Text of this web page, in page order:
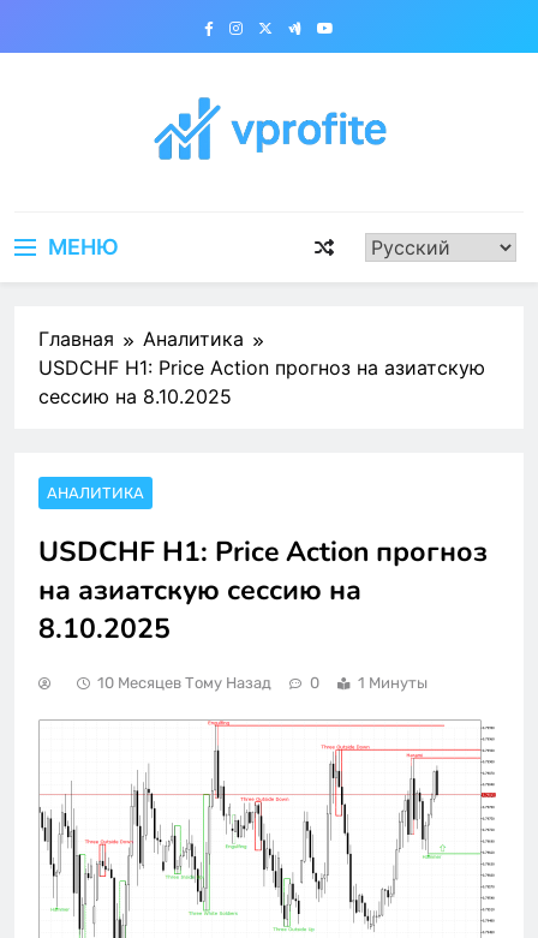
МЕНЮ
Главная
Аналитика
USDCHF H1: Price Action прогноз на азиатскую
сессию на 8.10.2025
АНАЛИТИКА
USDCHF H1: Price Action прогноз
на азиатскую сессию на
8.10.2025
10 Месяцев Тому Назад 0 1 Минуты